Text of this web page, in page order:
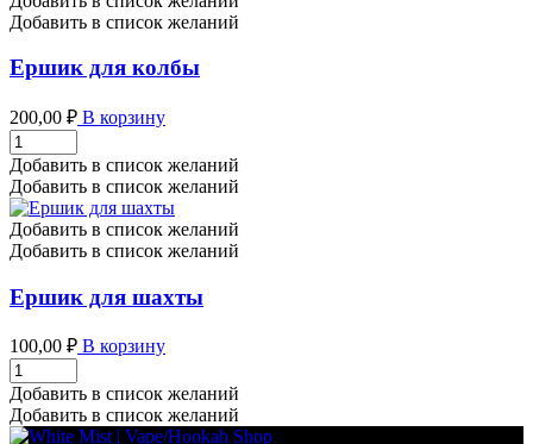
Добавить в список желаний
Ершик для колбы
200,00 ₽ В корзину
Ершик
для
колбы
количество
Добавить в список желаний
Добавить в список желаний
Добавить в список желаний
Добавить в список желаний
Ершик для шахты
100,00 ₽ В корзину
Ершик
для
шахты
количество
Добавить в список желаний
Добавить в список желаний